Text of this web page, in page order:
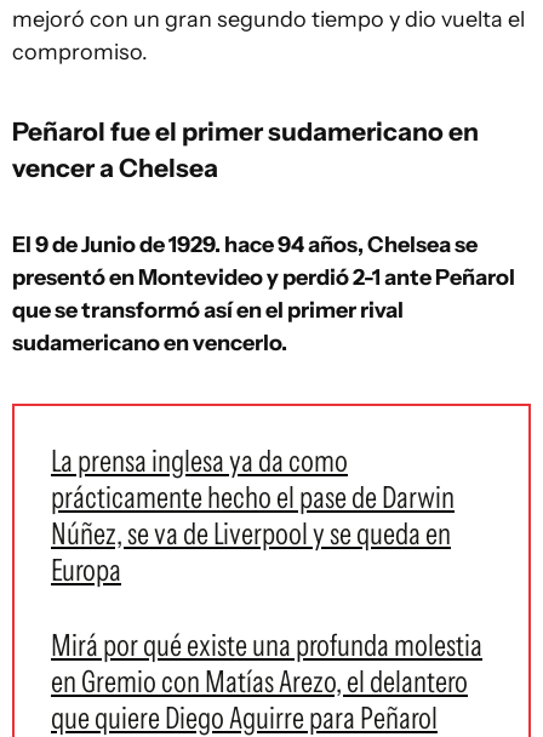
mejoró con un gran segundo tiempo y dio vuelta el
compromiso.
Peñarol fue el primer sudamericano en
vencer a Chelsea
El 9 de Junio de 1929. hace 94 años, Chelsea se
presentó en Montevideo y perdió 2-1 ante Peñarol
que se transformó así en el primer rival
sudamericano en vencerlo.
La prensa inglesa ya da como
prácticamente hecho el pase de Darwin
Núñez, se va de Liverpool y se queda en
Europa
Mirá por qué existe una profunda molestia
en Gremio con Matías Arezo, el delantero
que quiere Diego Aguirre para Peñarol